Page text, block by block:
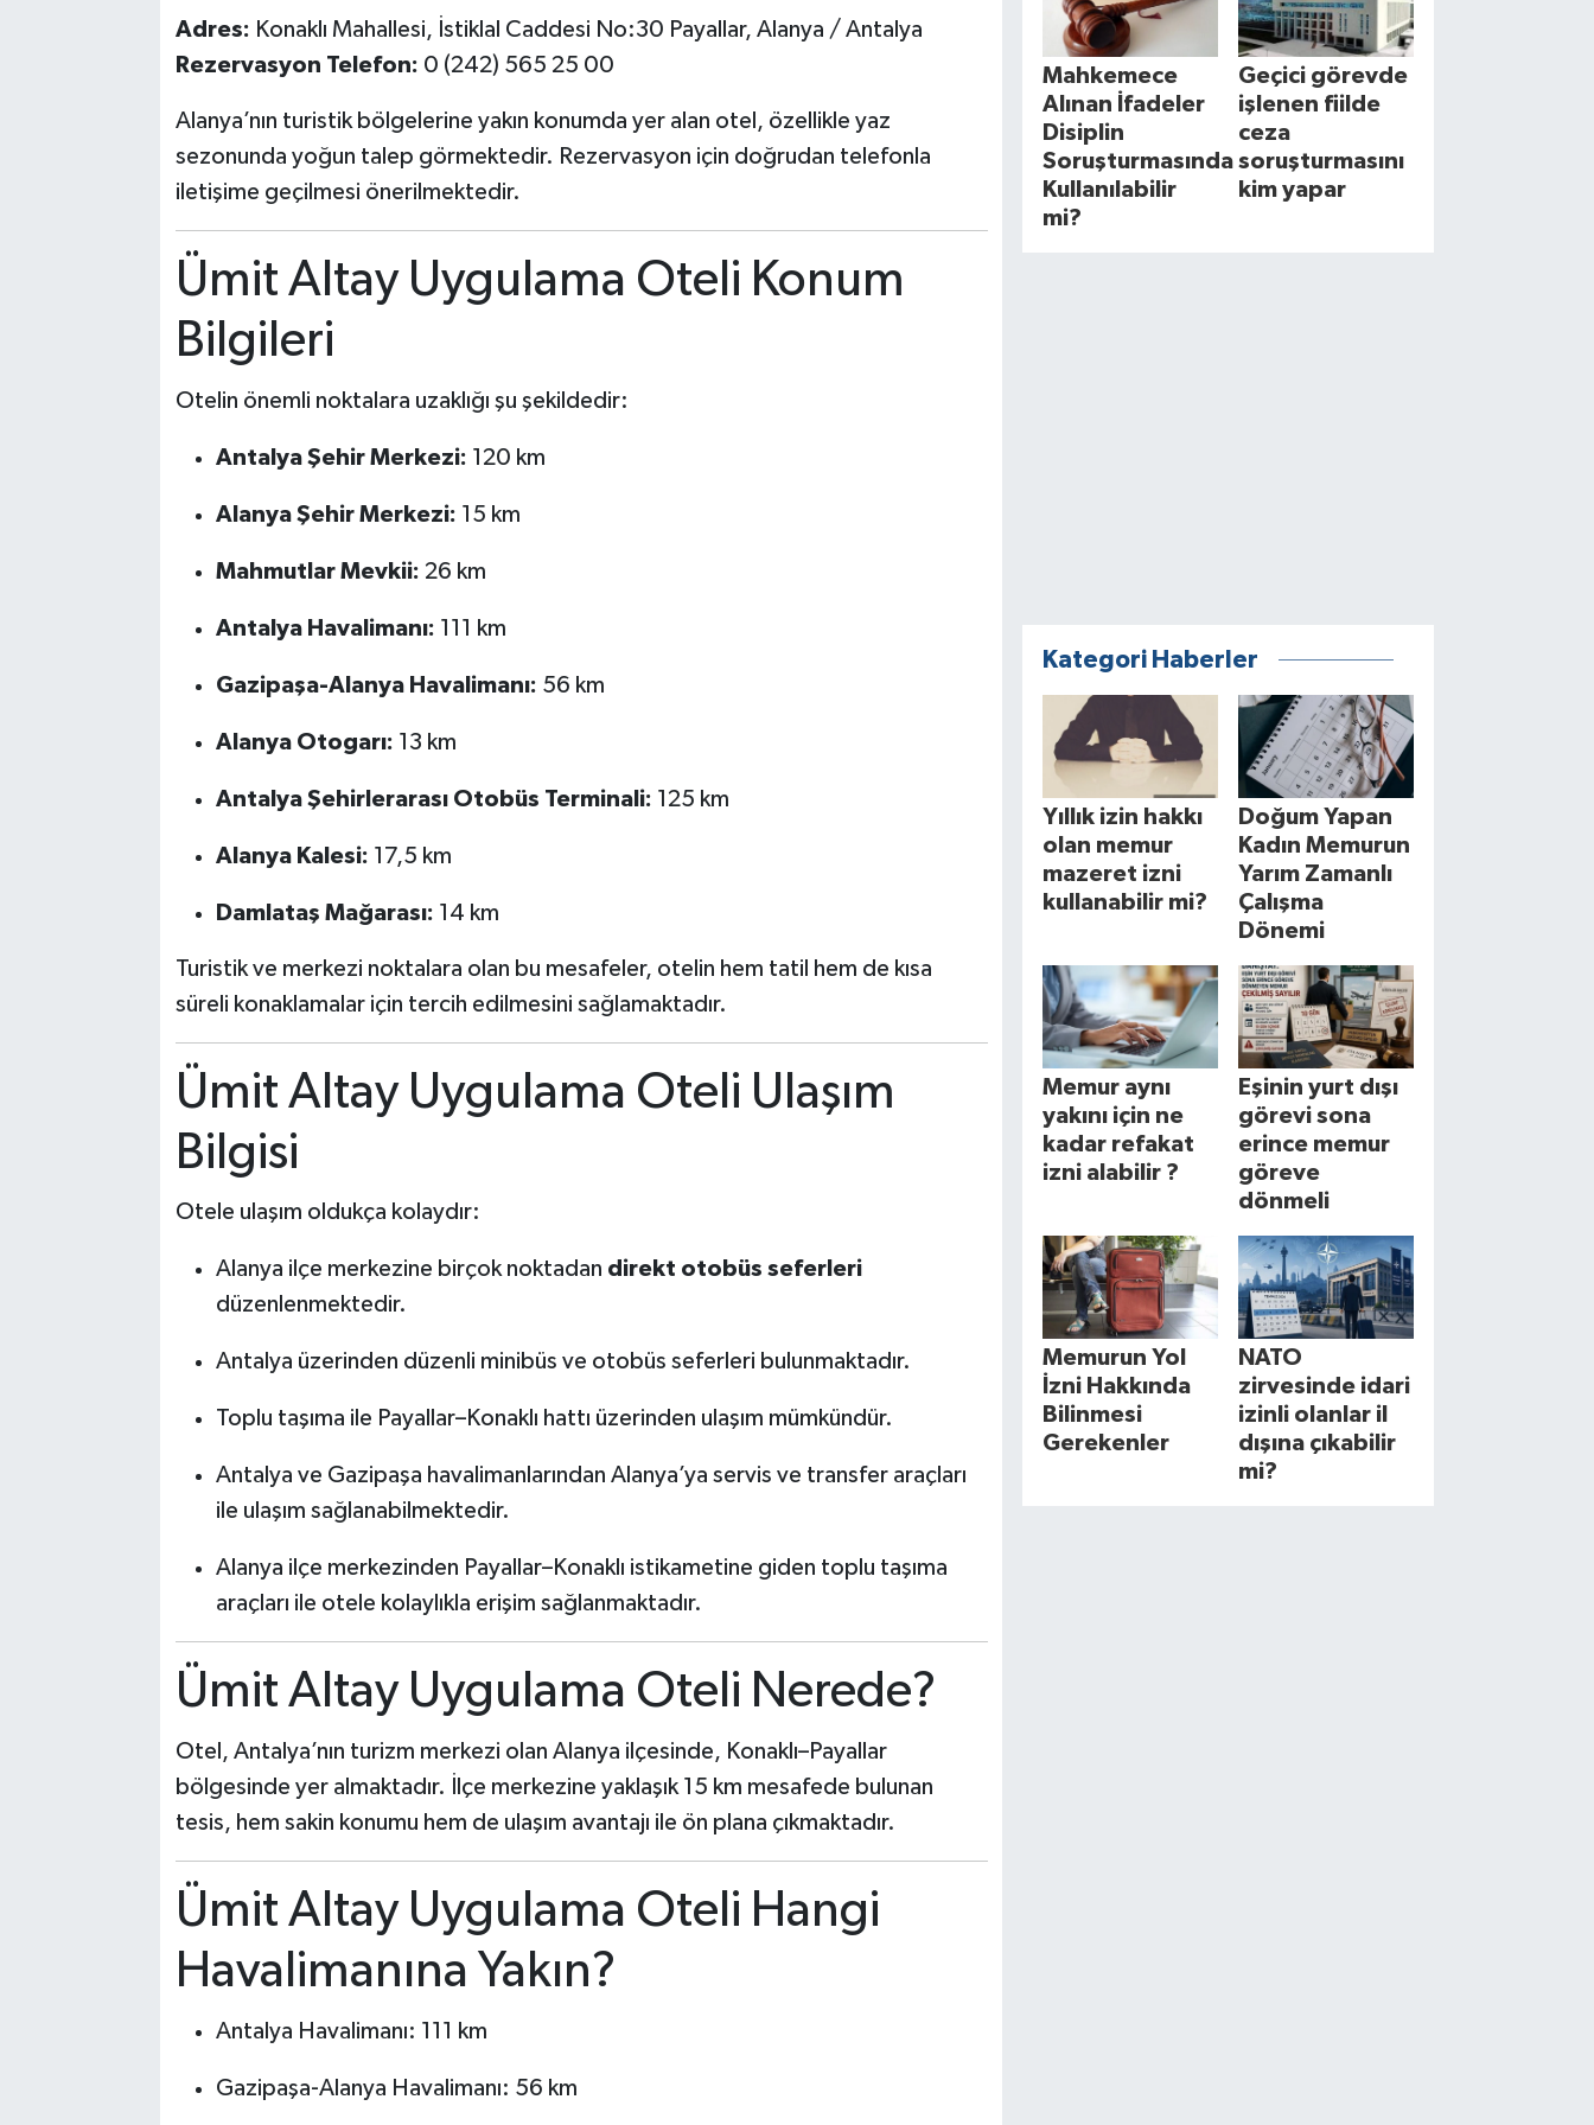
Adres: Konaklı Mahallesi, İstiklal Caddesi No:30 Payallar, Alanya / Antalya
Rezervasyon Telefon: 0 (242) 565 25 00
Alanya’nın turistik bölgelerine yakın konumda yer alan otel, özellikle yaz
sezonunda yoğun talep görmektedir. Rezervasyon için doğrudan telefonla
iletişime geçilmesi önerilmektedir.
Ümit Altay Uygulama Oteli Konum
Bilgileri
Otelin önemli noktalara uzaklığı şu şekildedir:
Antalya Şehir Merkezi: 120 km
Alanya Şehir Merkezi: 15 km
Mahmutlar Mevkii: 26 km
Antalya Havalimanı: 111 km
Gazipaşa-Alanya Havalimanı: 56 km
Alanya Otogarı: 13 km
Antalya Şehirlerarası Otobüs Terminali: 125 km
Alanya Kalesi: 17,5 km
Damlataş Mağarası: 14 km
Turistik ve merkezi noktalara olan bu mesafeler, otelin hem tatil hem de kısa
süreli konaklamalar için tercih edilmesini sağlamaktadır.
Ümit Altay Uygulama Oteli Ulaşım
Bilgisi
Otele ulaşım oldukça kolaydır:
Alanya ilçe merkezine birçok noktadan direkt otobüs seferleri
düzenlenmektedir.
Antalya üzerinden düzenli minibüs ve otobüs seferleri bulunmaktadır.
Toplu taşıma ile Payallar–Konaklı hattı üzerinden ulaşım mümkündür.
Antalya ve Gazipaşa havalimanlarından Alanya’ya servis ve transfer araçları
ile ulaşım sağlanabilmektedir.
Alanya ilçe merkezinden Payallar–Konaklı istikametine giden toplu taşıma
araçları ile otele kolaylıkla erişim sağlanmaktadır.
Ümit Altay Uygulama Oteli Nerede?
Otel, Antalya’nın turizm merkezi olan Alanya ilçesinde, Konaklı–Payallar
bölgesinde yer almaktadır. İlçe merkezine yaklaşık 15 km mesafede bulunan
tesis, hem sakin konumu hem de ulaşım avantajı ile ön plana çıkmaktadır.
Ümit Altay Uygulama Oteli Hangi
Havalimanına Yakın?
Antalya Havalimanı: 111 km
Gazipaşa-Alanya Havalimanı: 56 km
Mahkemece
Alınan İfadeler
Disiplin
Soruşturmasında
Kullanılabilir
mi?
Geçici görevde
işlenen fiilde
ceza
soruşturmasını
kim yapar
Kategori Haberler
Yıllık izin hakkı
olan memur
mazeret izni
kullanabilir mi?
Doğum Yapan
Kadın Memurun
Yarım Zamanlı
Çalışma
Dönemi
Memur aynı
yakını için ne
kadar refakat
izni alabilir ?
Eşinin yurt dışı
görevi sona
erince memur
göreve
dönmeli
Memurun Yol
İzni Hakkında
Bilinmesi
Gerekenler
NATO
zirvesinde idari
izinli olanlar il
dışına çıkabilir
mi?